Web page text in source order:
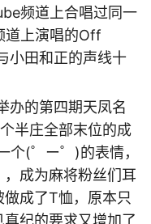
频道上合唱过同一
道上演唱的Off
小田和正的声线十
办的第四期天凤名
半庄全部末位的成
(゜ー゜)的表情，
成为麻将粉丝们耳
成了T恤，原本只